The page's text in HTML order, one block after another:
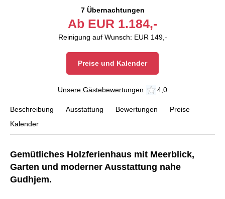
7 Übernachtungen
Ab EUR 1.184,-
Reinigung auf Wunsch: EUR 149,-
Preise und Kalender
Unsere Gästebewertungen 4,0
Beschreibung Ausstattung Bewertungen
Preise
Kalender
Gemütliches Holzferienhaus mit Meerblick,
Garten und moderner Ausstattung nahe
Gudhjem.